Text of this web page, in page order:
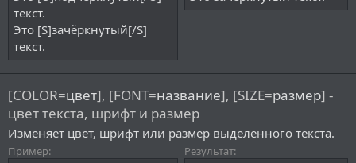
текст.
Это [S]зачёркнутый[/S]
текст.
[COLOR=цвет], [FONT=название], [SIZE=размер] -
цвет текста, шрифт и размер
Изменяет цвет, шрифт или размер выделенного текста.
Пример: Результат: